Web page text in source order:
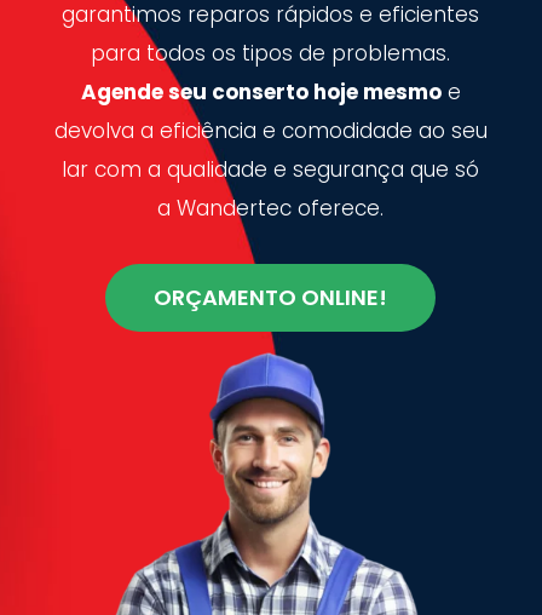
garantimos reparos rápidos e eficientes
para todos os tipos de problemas.
Agende seu conserto hoje mesmoe
devolva a eficiência e comodidade ao seu
lar com a qualidade e segurança que só
a Wandertec oferece.
ORÇAMENTO ONLINE!